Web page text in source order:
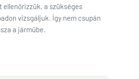
a szükséges
vizsgáljuk. Így nem csupán
a járműbe.